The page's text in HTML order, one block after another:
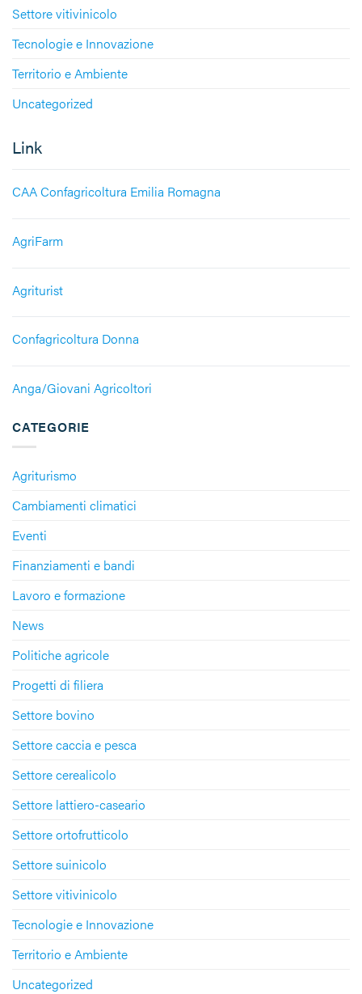
Settore vitivinicolo
Tecnologie e Innovazione
Territorio e Ambiente
Uncategorized
Link
CAA Confagricoltura Emilia Romagna
AgriFarm
Agriturist
Confagricoltura Donna
Anga/Giovani Agricoltori
CATEGORIE
Agriturismo
Cambiamenti climatici
Eventi
Finanziamenti e bandi
Lavoro e formazione
News
Politiche agricole
Progetti di filiera
Settore bovino
Settore caccia e pesca
Settore cerealicolo
Settore lattiero-caseario
Settore ortofrutticolo
Settore suinicolo
Settore vitivinicolo
Tecnologie e Innovazione
Territorio e Ambiente
Uncategorized